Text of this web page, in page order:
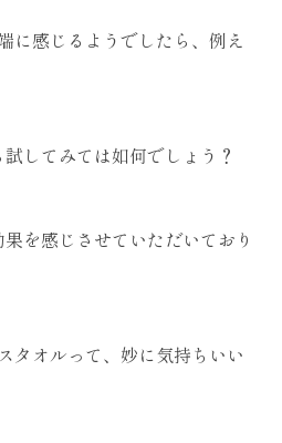
に感じるようでしたら、例え
してみては如何でしょう？
を感じさせていただいており
タオルって、妙に気持ちいい